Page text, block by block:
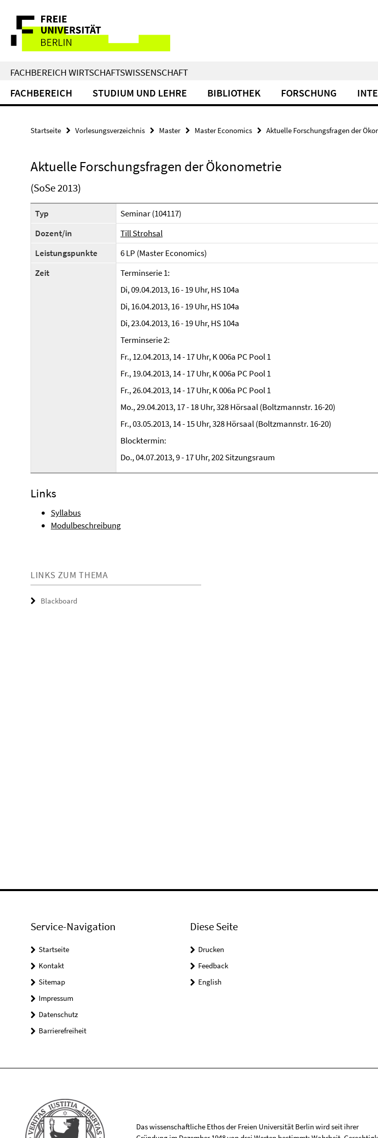
direkt
Inhalt
Service-
Navigation
FACHBEREICH WIRTSCHAFTSWISSENSCHAFT
FACHBEREICH STUDIUM UND LEHRE BIBLIOTHEK FORSCHUNG
Startseite Vorlesungsverzeichnis Master Master Economics Aktuelle Forschungsfragen der
Aktuelle Forschungsfragen der Ökonometrie
(SoSe 2013)
Typ
Seminar (104117)
Dozent/in
Till Strohsal
Leistungspunkte
6 LP (Master Economics)
Zeit
Terminserie 1:
Di, 09.04.2013, 16 - 19 Uhr, HS 104a
Di, 16.04.2013, 16 - 19 Uhr, HS 104a
Di, 23.04.2013, 16 - 19 Uhr, HS 104a
Terminserie 2:
Fr., 12.04.2013, 14 - 17 Uhr,K 006a PC Pool 1
Fr., 19.04.2013, 14 - 17 Uhr,K 006a PC Pool 1
Fr., 26.04.2013, 14 - 17 Uhr,K 006a PC Pool 1
Mo., 29.04.2013, 17 - 18 Uhr,328 Hörsaal (Boltzmannstr. 16-20)
Fr., 03.05.2013, 14 - 15 Uhr,328 Hörsaal (Boltzmannstr. 16-20)
Blocktermin:
Do., 04.07.2013, 9 - 17 Uhr, 202 Sitzungsraum
Links
Syllabus
Modulbeschreibung
LINKS ZUM THEMA
Blackboard
Service-Navigation
Startseite
Kontakt
Sitemap
Impressum
Datenschutz
Barrierefreiheit
Diese Seite
Drucken
Feedback
English
Das wissenschaftliche Ethos der Freien Universität Berlin wird seit ihrer